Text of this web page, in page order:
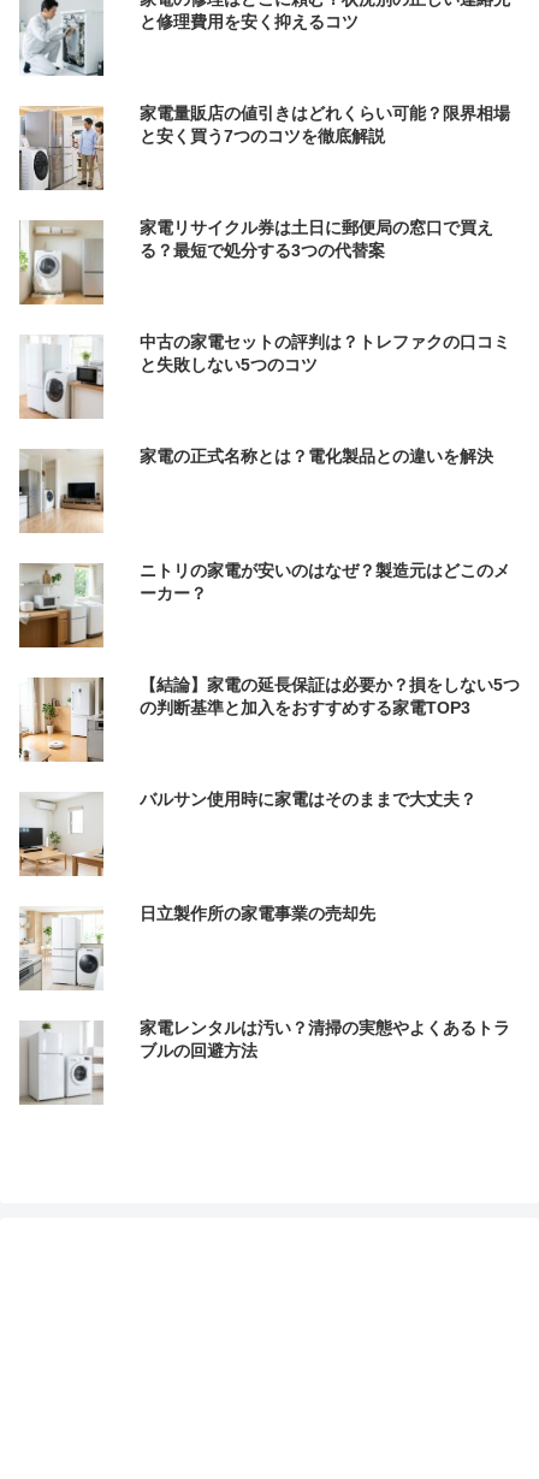
と修理費用を安く抑えるコツ
家電量販店の値引きはどれくらい可能？限界相場
と安く買う7つのコツを徹底解説
家電リサイクル券は土日に郵便局の窓口で買え
る？最短で処分する3つの代替案
中古の家電セットの評判は？トレファクの口コミ
と失敗しない5つのコツ
家電の正式名称とは？電化製品との違いを解決
ニトリの家電が安いのはなぜ？製造元はどこのメ
ーカー？
【結論】家電の延長保証は必要か？損をしない5つ
の判断基準と加入をおすすめする家電TOP3
バルサン使用時に家電はそのままで大丈夫？
日立製作所の家電事業の売却先
家電レンタルは汚い？清掃の実態やよくあるトラ
ブルの回避方法